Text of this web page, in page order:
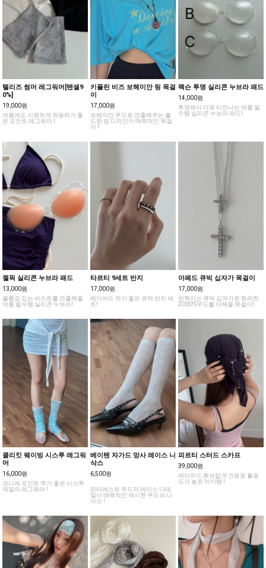
텔리즈 썸머 레그워머[텐셀9
0%]
19,000원
여름에도 시원하게 착용하기 좋
은 포인트 레그워머 !
키플린 비즈 보헤미안 링 목걸
이
17,000원
보헤미안 무드로 연출해주는 볼
드한 링 디자인이 매력적인 목걸
이 !
펙슨 투명 실리콘 누브라 패드
14,000원
투명해서 더욱 티안나는 여름 필
수템 실리콘 누브라 패드!
젤픽 실리콘 누브라 패드
13,000원
볼륨감 있는 바스트를 연출해줄
여름 필수템 실리콘 누브라!
타르티 9세트 반지
17,000원
레이어드 하기 좋은 큐빅 반지 세
트!
아페드 큐빅 십자가 목걸이
17,000원
반짝이는 큐빅 십자가로 화려한
2000'S무드를 더해줄 목걸이!
클리킷 웨이빙 시스루 레그워
머
16,000원
코디에 포인트 주기 좋은 시스루
재질의 레그워머 !
베이텐 자가드 망사 레이스 니
삭스
6,500원
핀터레스트 무드의 레이스 디테
일이 매력적인 섹시한 무드의 니
삭스 !
피르티 스터드 스카프
39,000원
레이어드,튜브탑,두건등등 활용
도가 높은 아이템 !